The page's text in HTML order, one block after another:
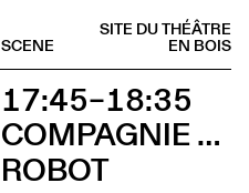
SITE DU THÉÂTRE
EN BOIS
SCENE
17:45–18:35
COMPAGNIE CHAMAR BELL CLOCHETTE
ROBOT